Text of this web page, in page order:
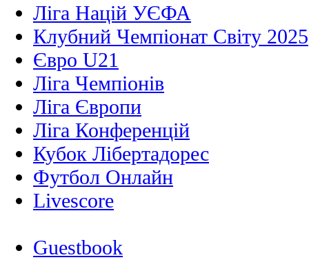
Ліга Націй УЄФА
Клубний Чемпіонат Світу 2025
Євро U21
Ліга Чемпіонів
Ліга Європи
Ліга Конференцій
Кубок Лібертадорес
Футбол Онлайн
Livescore
Guestbook